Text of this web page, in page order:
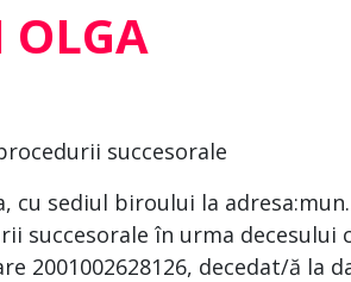
OLGA
succesorale
cu sediul biroului la
succesorale în urma decesului
2001002628126, decedat/ă la